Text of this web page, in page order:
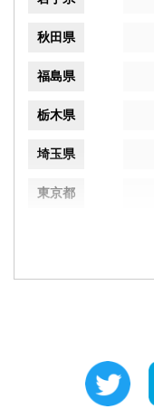
秋田県
福島県
栃木県
埼玉県
東京都